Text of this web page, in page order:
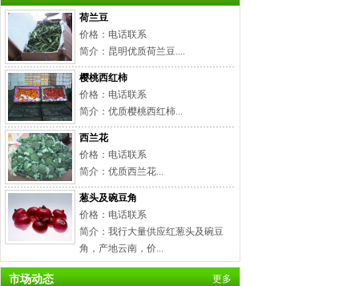
荷兰豆
价格：电话联系
简介：昆明优质荷兰豆....
樱桃西红柿
价格：电话联系
简介：优质樱桃西红柿...
西兰花
价格：电话联系
简介：优质西兰花...
葱头及碗豆角
价格：电话联系
简介：我行大量供应红葱头及碗豆
角，产地云南，价...
市场动态 更多